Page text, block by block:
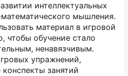
интеллектуальных
мышления.
материал в игровой
чтобы обучение стало
ненавязчивым.
упражнений,
занятий